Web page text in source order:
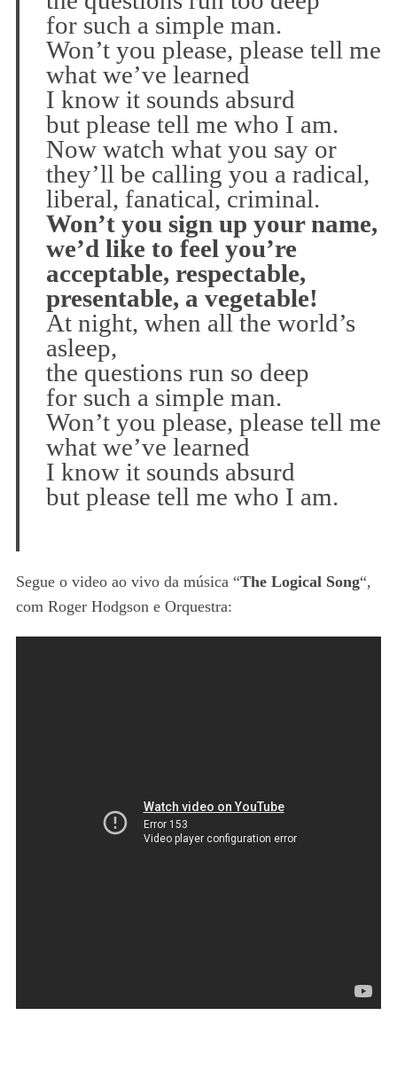
for such a simple man.
Won’t you please, please tell me
what we’ve learned
I know it sounds absurd
but please tell me who I am.
Now watch what you say or
they’ll be calling you a radical,
liberal, fanatical, criminal.
Won’t you sign up your name,
we’d like to feel you’re
acceptable, respectable,
presentable, a vegetable!
At night, when all the world’s
asleep,
the questions run so deep
for such a simple man.
Won’t you please, please tell me
what we’ve learned
I know it sounds absurd
but please tell me who I am.
Segue o video ao vivo da música “The Logical Song“,
com Roger Hodgson e Orquestra: